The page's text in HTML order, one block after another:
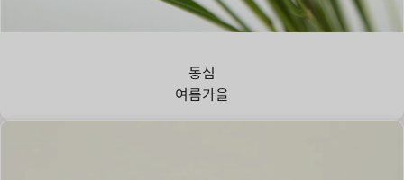
동심
여름가을